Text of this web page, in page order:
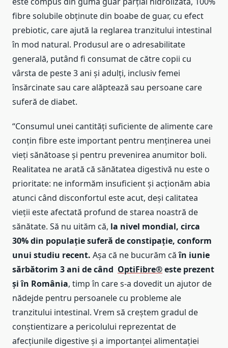
fibre solubile obținute din boabe de guar, cu efect
prebiotic, care ajută la reglarea tranzitului intestinal
în mod natural. Produsul are o adresabilitate
generală, putând fi consumat de către copii cu
vârsta de peste 3 ani și adulți, inclusiv femei
însărcinate sau care alăptează sau persoane care
suferă de diabet.
“Consumul unei cantități suficiente de alimente care
conțin fibre este important pentru menținerea unei
vieți sănătoase și pentru prevenirea anumitor boli.
Realitatea ne arată că sănătatea digestivă nu este o
prioritate: ne informăm insuficient și acționăm abia
atunci când disconfortul este acut, deși calitatea
vieții este afectată profund de starea noastră de
sănătate. Să nu uităm că, la nivel mondial, circa
30% din populație suferă de constipație, conform
unui studiu recent. Așa că ne bucurăm căîn iunie
sărbătorim 3 ani de când OptiFibre®este prezent
și în România, timp în care s-a dovedit un ajutor de
nădejde pentru persoanele cu probleme ale
tranzitului intestinal. Vrem să creștem gradul de
conștientizare a pericolului reprezentat de
afecțiunile digestive și a importanței alimentației